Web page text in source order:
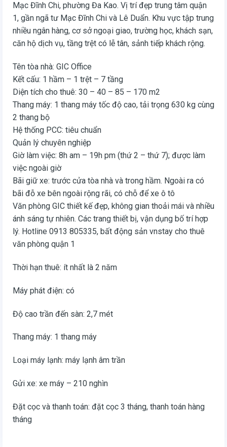
Mạc Đĩnh Chi, phường Đa Kao. Vị trí đẹp trung tâm quận
1, gần ngã tư Mạc Đĩnh Chi và Lê Duẩn. Khu vực tập trung
nhiều ngân hàng, cơ sở ngoại giao, trường học, khách sạn,
căn hộ dịch vụ, tầng trệt có lễ tân, sảnh tiếp khách rộng.
Tên tòa nhà: GIC Office
Kết cấu: 1 hầm – 1 trệt – 7 tầng
Diện tích cho thuê: 30 – 40 – 85 – 170 m2
Thang máy: 1 thang máy tốc độ cao, tải trọng 630 kg cùng
2 thang bộ
Hệ thống PCC: tiêu chuẩn
Quản lý chuyên nghiệp
Giờ làm việc: 8h am – 19h pm (thứ 2 – thứ 7); được làm
việc ngoài giờ
Bãi giữ xe: trước cửa tòa nhà và trong hầm. Ngoài ra có
bãi đỗ xe bên ngoài rộng rãi, có chỗ để xe ô tô
Văn phòng GIC thiết kế đẹp, không gian thoải mái và nhiều
ánh sáng tự nhiên. Các trang thiết bị, vận dụng bố trí hợp
lý. Hotline 0913 805335, bất động sản vnstay cho thuê
văn phòng quận 1
Thời hạn thuê: ít nhất là 2 năm
Máy phát điện: có
Độ cao trần đến sàn: 2,7 mét
Thang máy: 1 thang máy
Loại máy lạnh: máy lạnh âm trần
Gửi xe: xe máy – 210 nghìn
Đặt cọc và thanh toán: đặt cọc 3 tháng, thanh toán hàng
tháng